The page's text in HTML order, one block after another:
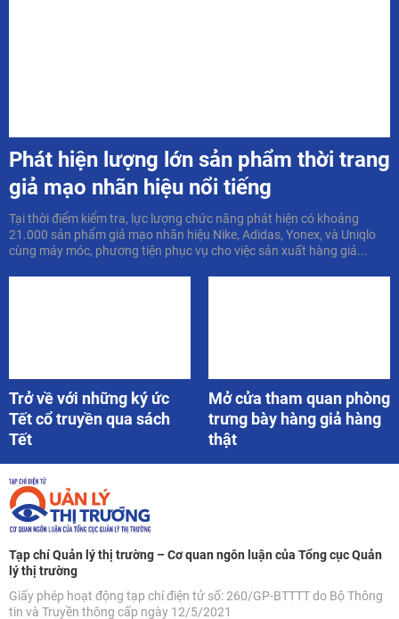
Phát hiện lượng lớn sản phẩm thời trang
giả mạo nhãn hiệu nổi tiếng
Tại thời điểm kiểm tra, lực lượng chức năng phát hiện có khoảng
21.000 sản phẩm giả mạo nhãn hiệu Nike, Adidas, Yonex, và Uniqlo
cùng máy móc, phương tiện phục vụ cho việc sản xuất hàng giả...
Trở về với những ký ức
Tết cổ truyền qua sách
Tết
Mở cửa tham quan phòng
trưng bày hàng giả hàng
thật
Tạp chí Quản lý thị trường – Cơ quan ngôn luận của Tổng cục Quản
lý thị trường
Giấy phép hoạt động tạp chí điện tử số: 260/GP-BTTTT do Bộ Thông
tin và Truyền thông cấp ngày 12/5/2021